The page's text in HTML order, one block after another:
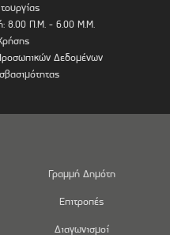
8.00 Π.Μ. - 6.00 Μ.Μ.
Δεδομένων
Γραμμή Δημότη
Επιτροπές
Διαγωνισμοί